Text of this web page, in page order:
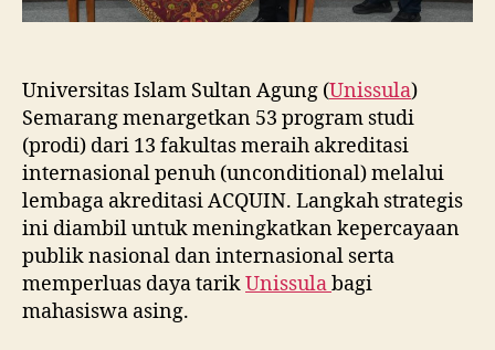
Universitas Islam Sultan Agung (Unissula)
Semarang menargetkan 53 program studi
(prodi) dari 13 fakultas meraih akreditasi
internasional penuh (unconditional) melalui
lembaga akreditasi ACQUIN. Langkah strategis
ini diambil untuk meningkatkan kepercayaan
publik nasional dan internasional serta
memperluas daya tarikUnissulabagi
mahasiswa asing.